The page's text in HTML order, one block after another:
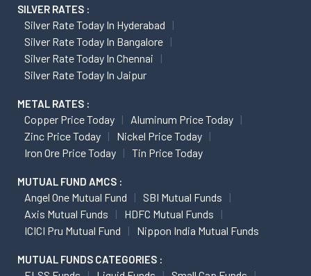
SILVER RATES :
Silver Rate Today In Hyderabad
Silver Rate Today In Bangalore
Silver Rate Today In Chennai
Silver Rate Today In Jaipur
METAL RATES :
Copper Price Today
Aluminum Price Today
Zinc Price Today
Nickel Price Today
Iron Ore Price Today
Tin Price Today
MUTUAL FUND AMCS :
Angel One Mutual Fund
SBI Mutual Funds
Axis Mutual Funds
HDFC Mutual Funds
ICICI Pru Mutual Fund
Nippon India Mutual Funds
MUTUAL FUNDS CATEGORIES :